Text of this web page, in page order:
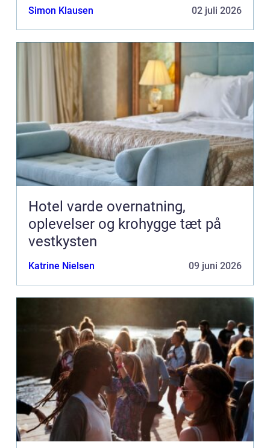
Simon Klausen 02 juli 2026
Hotel varde overnatning,
oplevelser og krohygge tæt på
vestkysten
Katrine Nielsen 09 juni 2026